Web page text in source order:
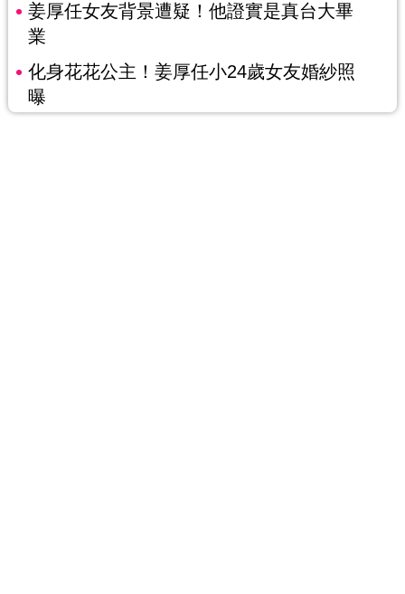
姜厚任女友背景遭疑！他證實是真台大畢
業
化身花花公主！姜厚任小24歲女友婚紗照
曝